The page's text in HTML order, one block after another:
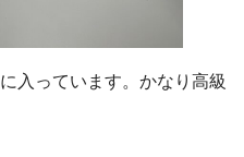
入っています。かなり高級